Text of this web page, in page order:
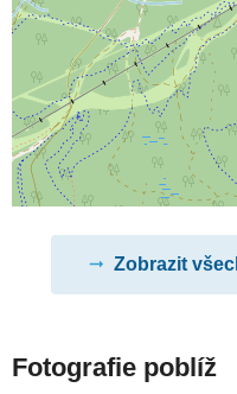
Zobrazit
Fotografie poblíž